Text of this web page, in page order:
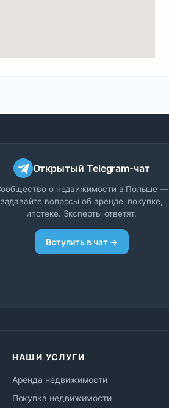
Открытый Telegram-чат
о недвижимости в Польше —
задавайте вопросы об аренде, покупке,
ипотеке. Эксперты ответят.
Вступить в чат →
НАШИ УСЛУГИ
Аренда недвижимости
Покупка недвижимости